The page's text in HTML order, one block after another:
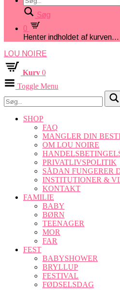
Søg
0
Henter indholdet af kurven...
LOU NOIRE
Kurv 0
Toggle Menu
SHOP
FAQ
MANGLER DIN
OM LOU NOIRE
PRIVATLIVSPOLITIK
SÅDAN FUNGERER
INSTITUTIONER &
KONTAKT
FAMILIE
BABY
BØRN
TEENAGER
MOR
FAR
FEST
BABYSHOWER
BRYLLUP
FESTIVAL
FØDSELSDAG